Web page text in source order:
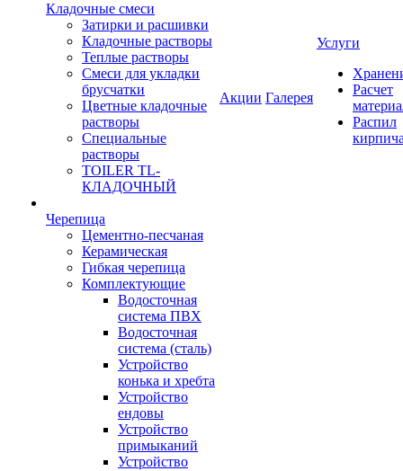
Кладочные смеси
Затирки и расшивки
Кладочные растворы
Теплые растворы
Смеси для укладки
брусчатки
Цветные кладочные
растворы
Специальные
растворы
TOILER TL-
КЛАДОЧНЫЙ
Черепица
Цементно-песчаная
Керамическая
Гибкая черепица
Комплектующие
Водосточная
система ПВХ
Водосточная
система (сталь)
Устройство
конька и хребта
Устройство
ендовы
Устройство
примыканий
Устройство
Акции Галерея
Услуги
Расчет
Распил